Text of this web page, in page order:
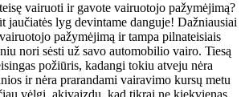
vairuoti ir gavote vairuotojo pažymėjimą?
jaučiatės lyg devintame danguje! Dažniausiai
pažymėjimą ir tampa pilnateisiais
nori sėsti už savo automobilio vairo. Tiesą
požiūris, kadangi tokiu atveju nėra
ir nėra prarandami vairavimo kursų metu